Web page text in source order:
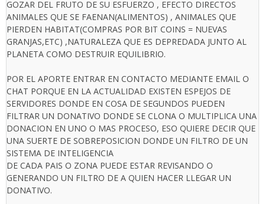
GOZAR DEL FRUTO DE SU ESFUERZO , EFECTO DIRECTOS
ANIMALES QUE SE FAENAN(ALIMENTOS) , ANIMALES QUE
PIERDEN HABITAT(COMPRAS POR BIT COINS = NUEVAS
GRANJAS,ETC) ,NATURALEZA QUE ES DEPREDADA JUNTO AL
PLANETA COMO DESTRUIR EQUILIBRIO.
POR EL APORTE ENTRAR EN CONTACTO MEDIANTE EMAIL O
CHAT PORQUE EN LA ACTUALIDAD EXISTEN ESPEJOS DE
SERVIDORES DONDE EN COSA DE SEGUNDOS PUEDEN
FILTRAR UN DONATIVO DONDE SE CLONA O MULTIPLICA UNA
DONACION EN UNO O MAS PROCESO, ESO QUIERE DECIR QUE
UNA SUERTE DE SOBREPOSICION DONDE UN FILTRO DE UN
SISTEMA DE INTELIGENCIA
DE CADA PAIS O ZONA PUEDE ESTAR REVISANDO O
GENERANDO UN FILTRO DE A QUIEN HACER LLEGAR UN
DONATIVO.